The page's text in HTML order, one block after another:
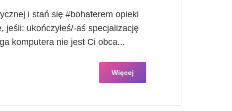
i stań się #bohaterem opieki
jeśli​: ukończyłeś/-aś specjalizację
komputera nie jest Ci obca...
Więcej